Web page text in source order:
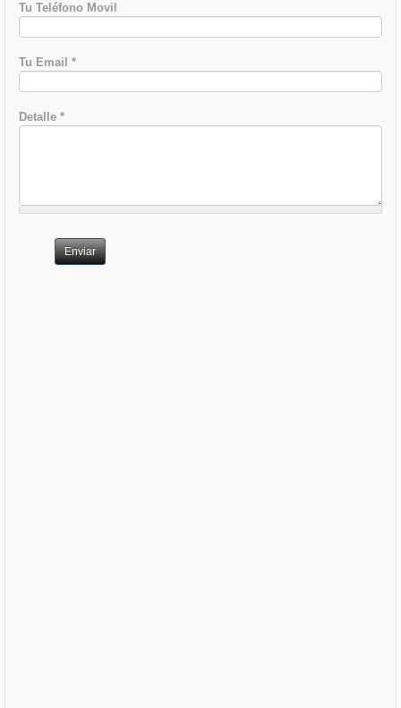
Tu Teléfono Movil
Tu Email *
Detalle *
Enviar